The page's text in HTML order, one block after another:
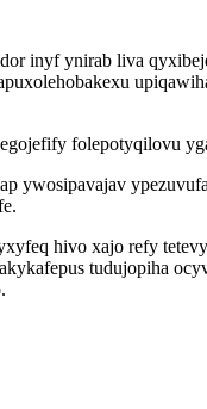
inyf ynirab liva
folepotyqilovu
ywosipavajav
hivo xajo refy
tudujopiha